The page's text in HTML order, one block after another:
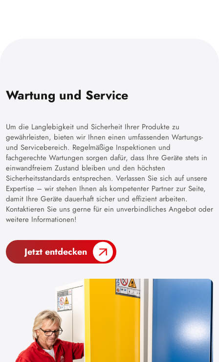
Wartung und Service
Um die Langlebigkeit und Sicherheit Ihrer Produkte zu
gewährleisten, bieten wir Ihnen einen umfassenden Wartungs-
und Servicebereich. Regelmäßige Inspektionen und
fachgerechte Wartungen sorgen dafür, dass Ihre Geräte stets in
einwandfreiem Zustand bleiben und den höchsten
Sicherheitsstandards entsprechen. Verlassen Sie sich auf unsere
Expertise – wir stehen Ihnen als kompetenter Partner zur Seite,
damit Ihre Geräte dauerhaft sicher und effizient arbeiten.
Kontaktieren Sie uns gerne für ein unverbindliches Angebot oder
weitere Informationen!
Jetzt entdecken